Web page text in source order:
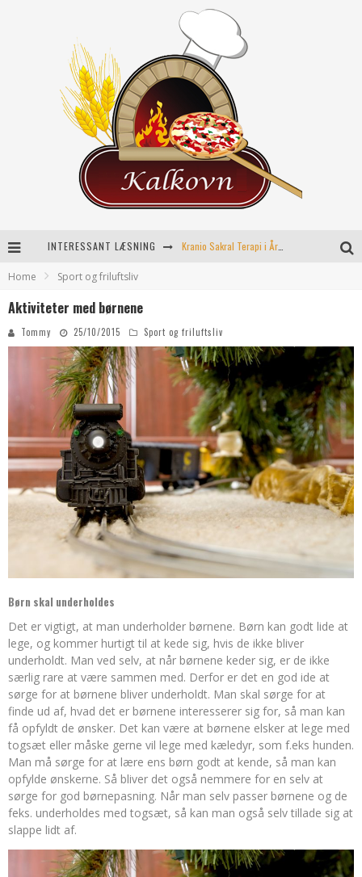
INTERESSANT LÆSNING Kranio Sakral Terapi i Århus: En Effektiv Behandling for Krop og Sind
Home Sport og friluftsliv
Aktiviteter med børnene
Tommy 25/10/2015 Sport og friluftsliv
Børn skal underholdes
Det er vigtigt, at man underholder børnene. Børn kan godt lide at
lege, og kommer hurtigt til at kede sig, hvis de ikke bliver
underholdt. Man ved selv, at når børnene keder sig, er de ikke
særlig rare at være sammen med. Derfor er det en god ide at
sørge for at børnene bliver underholdt. Man skal sørge for at
finde ud af, hvad det er børnene interesserer sig for, så man kan
få opfyldt de ønsker. Det kan være at børnene elsker at lege med
togsæt eller måske gerne vil lege med kæledyr, som f.eks hunden.
Man må sørge for at lære ens børn godt at kende, så man kan
opfylde ønskerne. Så bliver det også nemmere for en selv at
sørge for god børnepasning. Når man selv passer børnene og de
feks. underholdes med togsæt, så kan man også selv tillade sig at
slappe lidt af.